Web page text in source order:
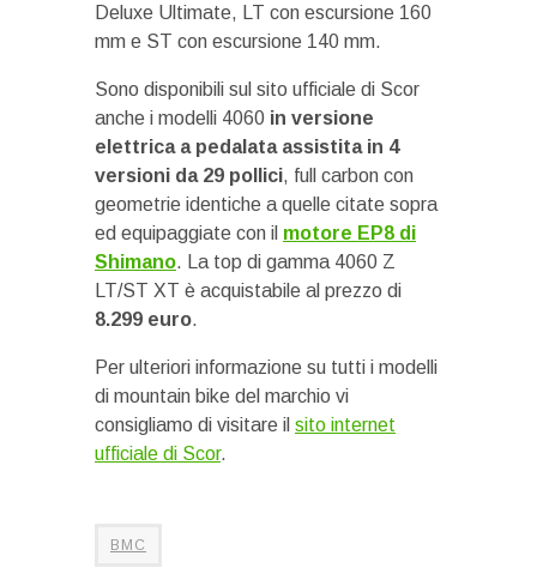
Deluxe Ultimate, LT con escursione 160
mm e ST con escursione 140 mm.
Sono disponibili sul sito ufficiale di Scor
anche i modelli 4060 in versione
elettrica a pedalata assistita in 4
versioni da 29 pollici, full carbon con
geometrie identiche a quelle citate sopra
ed equipaggiate con il motore EP8 di
Shimano. La top di gamma 4060 Z
LT/ST XT è acquistabile al prezzo di
8.299 euro.
Per ulteriori informazione su tutti i modelli
di mountain bike del marchio vi
consigliamo di visitare il sito internet
ufficiale di Scor.
BMC